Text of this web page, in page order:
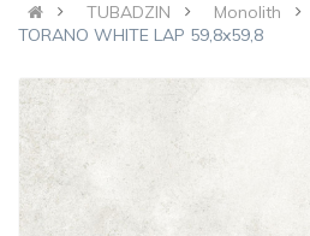
TUBADZIN Monolith
TORANO WHITE LAP 59,8x59,8